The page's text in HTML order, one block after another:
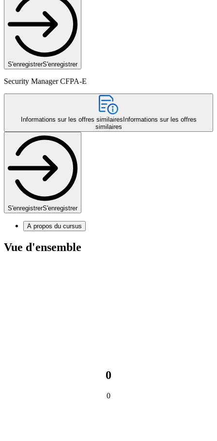
S'enregistrerS'enregistrer
Security Manager CFPA-E
Informations sur les offres similaires Informations sur les offres
similaires
S'enregistrerS'enregistrer
A propos du cursus
Vue d'ensemble
0
0